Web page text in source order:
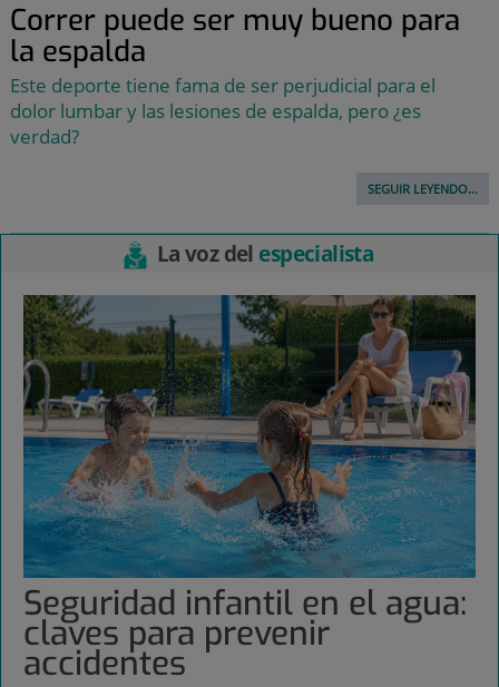
Correr puede ser muy bueno para
la espalda
Este deporte tiene fama de ser perjudicial para el
dolor lumbar y las lesiones de espalda, pero ¿es
verdad?
SEGUIR LEYENDO...
La voz del especialista
Seguridad infantil en el agua:
claves para prevenir
accidentes